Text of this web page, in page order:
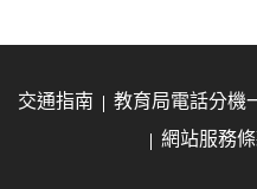
交通指南 教育局電話分機
網站服務